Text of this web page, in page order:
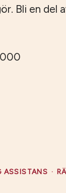
Bli en del
ASSISTANS ·